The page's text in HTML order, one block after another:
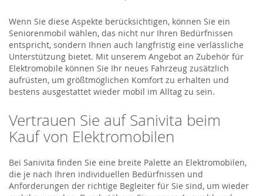
Wenn Sie diese Aspekte berücksichtigen, können Sie ein
Seniorenmobil wählen, das nicht nur Ihren Bedürfnissen
entspricht, sondern Ihnen auch langfristig eine verlässliche
Unterstützung bietet. Mit unserem Angebot an Zubehör für
Elektromobile können Sie Ihr neues Fahrzeug zusätzlich
aufrüsten, um größtmöglichen Komfort zu erhalten und
bestens ausgestattet wieder mobil im Alltag zu sein.
Vertrauen Sie auf Sanivita beim
Kauf von Elektromobilen
Bei Sanivita finden Sie eine breite Palette an Elektromobilen,
die je nach Ihren individuellen Bedürfnissen und
Anforderungen der richtige Begleiter für Sie sind, um wieder